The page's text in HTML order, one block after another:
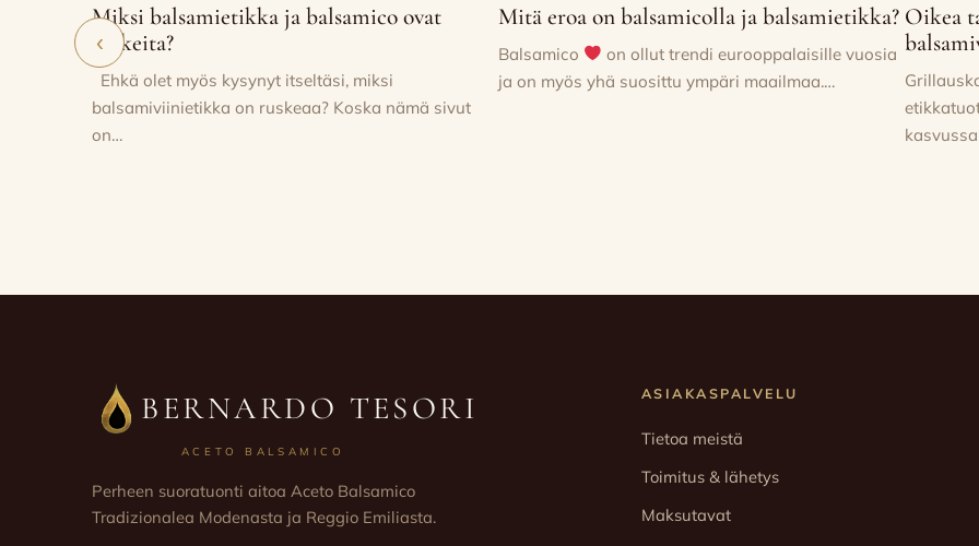
‹
Miksi balsamietikka ja balsamico ovat
ruskeita?
Ehkä olet myös kysynyt itseltäsi, miksi
balsamiviinietikka on ruskeaa? Koska nämä sivut
on…
Mitä eroa on balsamicolla ja balsamietikka?
Balsamico
on ollut trendi eurooppalaisille vuosia
ja on myös yhä suosittu ympäri maailmaa.…
Oikea
BERNARDO TESORI
ACETO BALSAMICO
Perheen suoratuonti aitoa Aceto Balsamico
Tradizionalea Modenasta ja Reggio Emiliasta.
ASIAKASPALVELU
Tietoa meistä
Toimitus & lähetys
Maksutavat